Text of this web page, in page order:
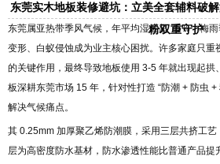
东莞实木地板装修避坑：立美全套辅料破
粉双重守护
东莞属亚热带季风气候，年平均湿度超 75%，梅
变形、白蚁侵蚀成为业主核心困扰。许多家庭只重
的关键作用，最终导致地板使用 3-5 年就出现起拱
板深耕东莞市场 15 年，针对性打造 “防潮 + 防虫
解决气候痛点。
其 0.25mm 加厚聚乙烯防潮膜，采用三层共挤工
层为高密度防水基材，防水渗透性能比普通产品